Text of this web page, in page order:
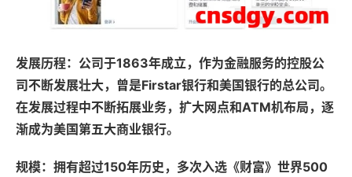
发展历程：公司于1863年成立，作为金融服务的控股公
司不断发展壮大，曾是Firstar银行和美国银行的总公司。
在发展过程中不断拓展业务，扩大网点和ATM机布局，逐
渐成为美国第五大商业银行。
规模：拥有超过150年历史，多次入选《财富》世界500